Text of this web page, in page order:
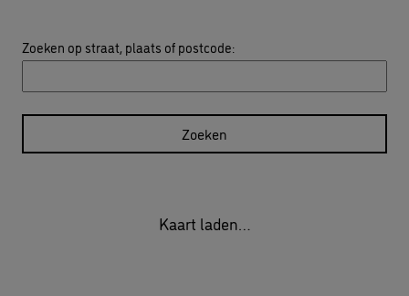
Zoeken op straat, plaats of postcode:
Zoeken
Kaart laden…